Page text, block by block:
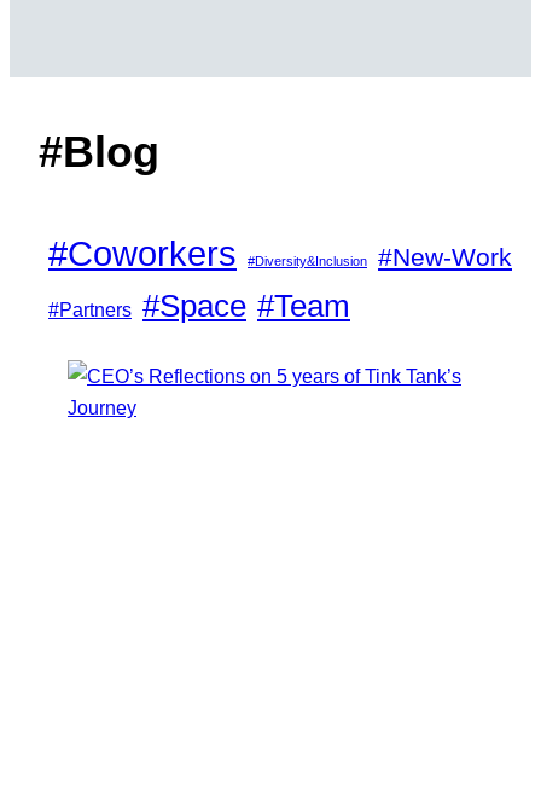
#Blog
#Coworkers #Diversity&Inclusion #New-Work
#Partners #Space #Team